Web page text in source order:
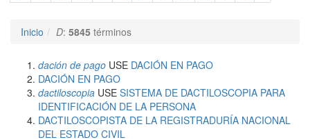
Inicio D: 5845 términos
dación de pago USE DACIÓN EN PAGO
DACIÓN EN PAGO
dactiloscopia USE SISTEMA DE DACTILOSCOPIA PARA
IDENTIFICACIÓN DE LA PERSONA
DACTILOSCOPISTA DE LA REGISTRADURÍA NACIONAL
DEL ESTADO CIVIL